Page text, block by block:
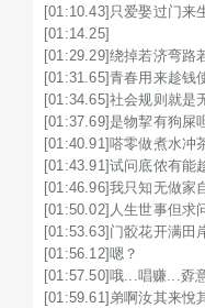
[01:10.43]只爱娶过门来
[01:14.25]
[01:29.29]绕掉若济弯路
[01:31.65]青春用来趁钱
[01:34.65]社会规则就是
[01:37.69]是物挈有狗屎
[01:40.91]嗒零做煮水冲
[01:43.91]试问底侬有能
[01:46.96]我只知无做家
[01:50.02]人生世事但求
[01:53.63]门骹花开满田
[01:56.12]嗯？
[01:57.50]哦...唱赚...孬
[01:59.61]弟啊汝其来悅